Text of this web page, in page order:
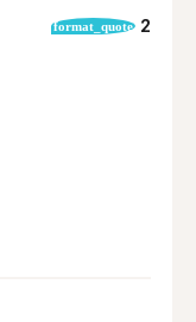
format_quote 2